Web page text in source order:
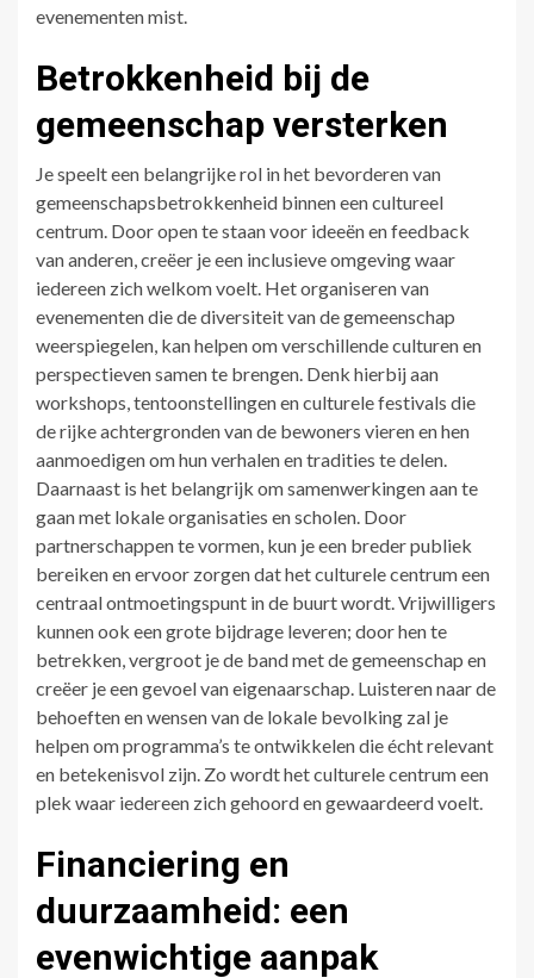
evenementen mist.
Betrokkenheid bij de
gemeenschap versterken
Je speelt een belangrijke rol in het bevorderen van
gemeenschapsbetrokkenheid binnen een cultureel
centrum. Door open te staan voor ideeën en feedback
van anderen, creëer je een inclusieve omgeving waar
iedereen zich welkom voelt. Het organiseren van
evenementen die de diversiteit van de gemeenschap
weerspiegelen, kan helpen om verschillende culturen en
perspectieven samen te brengen. Denk hierbij aan
workshops, tentoonstellingen en culturele festivals die
de rijke achtergronden van de bewoners vieren en hen
aanmoedigen om hun verhalen en tradities te delen.
Daarnaast is het belangrijk om samenwerkingen aan te
gaan met lokale organisaties en scholen. Door
partnerschappen te vormen, kun je een breder publiek
bereiken en ervoor zorgen dat het culturele centrum een
centraal ontmoetingspunt in de buurt wordt. Vrijwilligers
kunnen ook een grote bijdrage leveren; door hen te
betrekken, vergroot je de band met de gemeenschap en
creëer je een gevoel van eigenaarschap. Luisteren naar de
behoeften en wensen van de lokale bevolking zal je
helpen om programma’s te ontwikkelen die écht relevant
en betekenisvol zijn. Zo wordt het culturele centrum een
plek waar iedereen zich gehoord en gewaardeerd voelt.
Financiering en
duurzaamheid: een
evenwichtige aanpak